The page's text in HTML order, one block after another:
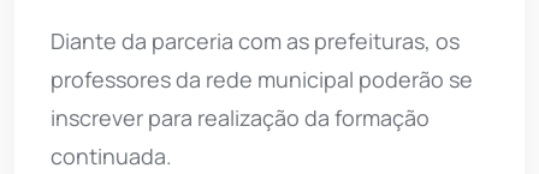
Diante da parceria com as prefeituras, os
professores da rede municipal poderão se
inscrever para realização da formação
continuada.